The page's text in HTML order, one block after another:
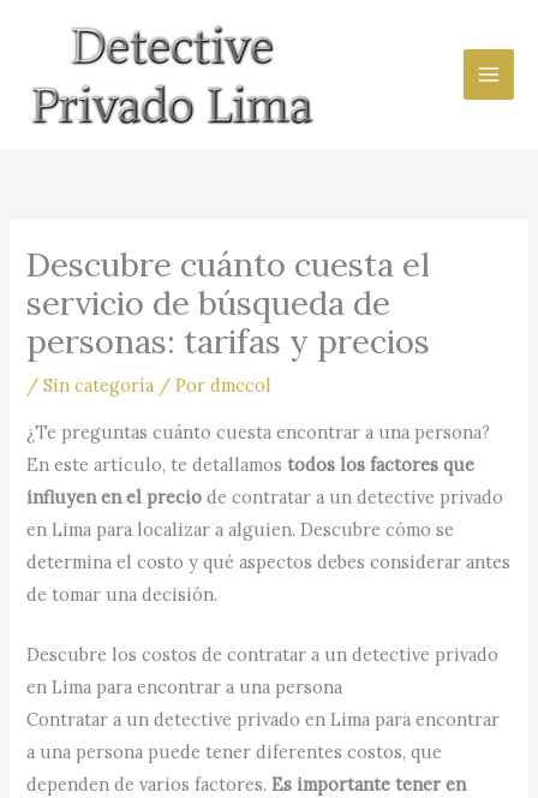
contenido
Descubre cuánto cuesta el
servicio de búsqueda de
personas: tarifas y precios
/Sin categoría / Pordmccol
¿Te preguntas cuánto cuesta encontrar a una persona?
En este artículo, te detallamostodos los factores que
influyen en el precio de contratar a un detective privado
en Lima para localizar a alguien. Descubre cómo se
determina el costo y qué aspectos debes considerar antes
de tomar una decisión.
Descubre los costos de contratar a un detective privado
en Lima para encontrar a una persona
Contratar a un detective privado en Lima para encontrar
a una persona puede tener diferentes costos, que
dependen de varios factores.Es importante tener en